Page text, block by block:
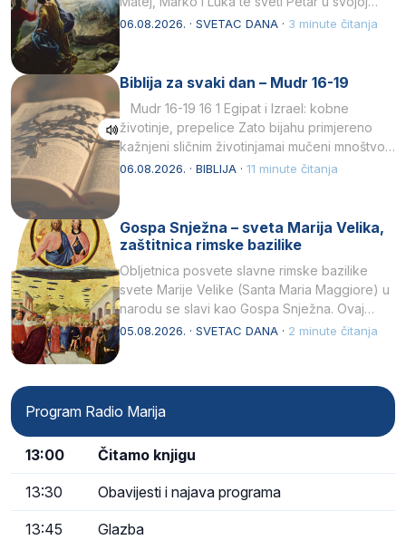
drugoj…
06.08.2026. · SVETAC DANA · 3 minute čitanja
Biblija za svaki dan – Mudr 16-19
Mudr 16-19 16 1 Egipat i Izrael: kobne
životinje, prepelice Zato bijahu primjereno
kažnjeni sličnim životinjamai mučeni mnoštvom
kukaca.2 A narod…
06.08.2026. · BIBLIJA · 11 minute čitanja
Gospa Snježna – sveta Marija Velika,
zaštitnica rimske bazilike
Obljetnica posvete slavne rimske bazilike
svete Marije Velike (Santa Maria Maggiore) u
narodu se slavi kao Gospa Snježna. Ovaj
naziv, Sancta Maria…
05.08.2026. · SVETAC DANA · 2 minute čitanja
Program Radio Marija
13:00 Čitamo knjigu
13:30 Obavijesti i najava programa
13:45 Glazba